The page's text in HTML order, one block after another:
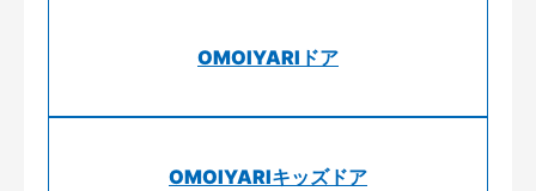
OMOIYARIドア
OMOIYARIキッズドア